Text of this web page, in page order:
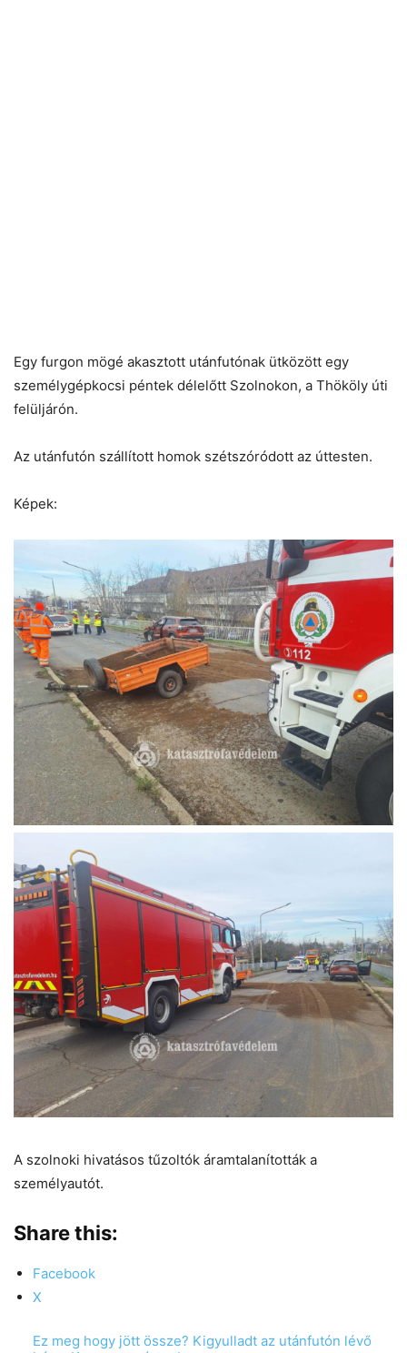
Egy furgon mögé akasztott utánfutónak ütközött egy
személygépkocsi péntek délelőtt Szolnokon, a Thököly úti
felüljárón.
Az utánfutón szállított homok szétszóródott az úttesten.
Képek:
A szolnoki hivatásos tűzoltók áramtalanították a
személyautót.
Share this:
Facebook
X
Ez meg hogy jött össze? Kigyulladt az utánfutón lévő